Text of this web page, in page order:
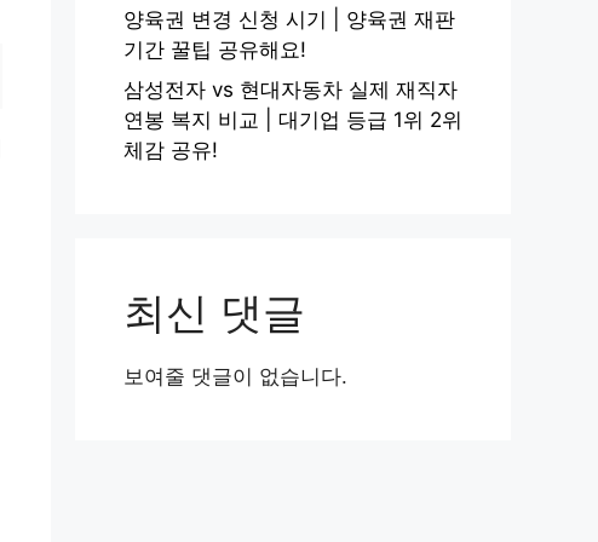
양육권 변경 신청 시기 | 양육권 재판
기간 꿀팁 공유해요!
삼성전자 vs 현대자동차 실제 재직자
연봉 복지 비교 | 대기업 등급 1위 2위
체감 공유!
최신 댓글
보여줄 댓글이 없습니다.